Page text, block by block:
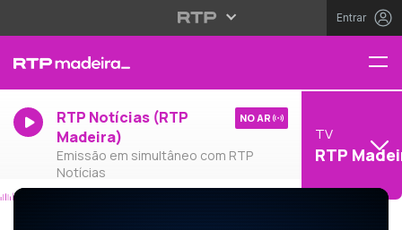
Entrar
RTP Notícias (RTP
Madeira)
Emissão em simultâneo com RTP
Notícias
NO AR
TV
RTP